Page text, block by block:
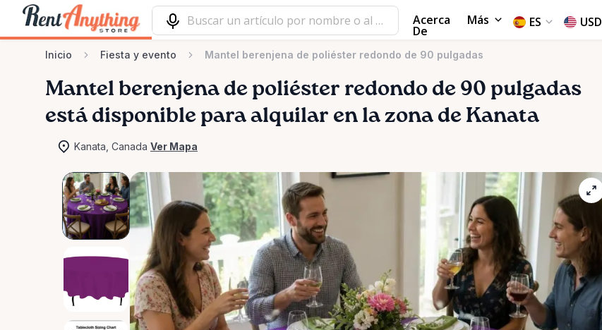
Acerca
De
Más ES USD
Inicio Fiesta y evento Mantel berenjena de poliéster redondo de 90 pulgadas
Mantel berenjena de poliéster redondo de 90 pulgadas
está disponible para alquilar en la zona de Kanata
Kanata, Canada Ver Mapa